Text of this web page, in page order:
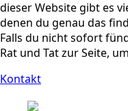
dieser Website gibt es
denen du genau das
Falls du nicht sofort
Rat und Tat zur Seite,
Kontakt